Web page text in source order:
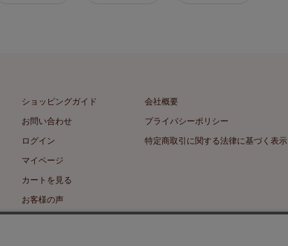
ショッピングガイド
お問い合わせ
ログイン
マイページ
カートを見る
お客様の声
会社概要
プライバシーポリシー
特定商取引に関する法律に基づく表示